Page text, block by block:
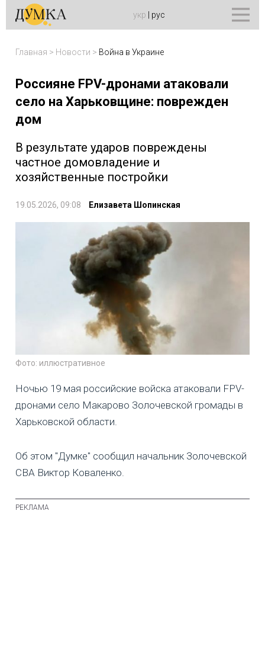
укр рус
Главная > Новости > Война в Украине
Россияне FPV-дронами атаковали
село на Харьковщине: поврежден
дом
В результате ударов повреждены
частное домовладение и
хозяйственные постройки
19.05.2026, 09:08 Елизавета Шопинская
Фото: иллюстративное
Ночью 19 мая российские войска атаковали FPV-
дронами село Макарово Золочевской громады в
Харьковской области.
Об этом "Думке" сообщил начальник Золочевской
СВА Виктор Коваленко.